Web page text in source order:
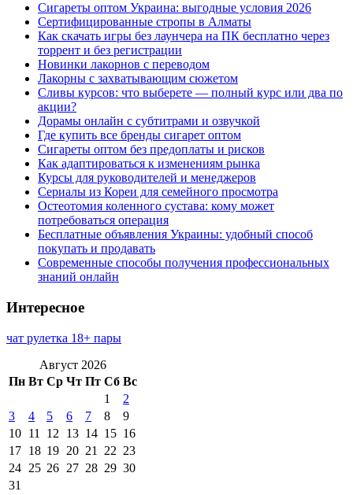
Сигареты оптом Украина: выгодные условия 2026
Сертифицированные стропы в Алматы
Как скачать игры без лаунчера на ПК бесплатно через
торрент и без регистрации
Новинки лакорнов с переводом
Лакорны с захватывающим сюжетом
Сливы курсов: что выберете — полный курс или два по
акции?
Дорамы онлайн с субтитрами и озвучкой
Где купить все бренды сигарет оптом
Сигареты оптом без предоплаты и рисков
Как адаптироваться к изменениям рынка
Курсы для руководителей и менеджеров
Сериалы из Кореи для семейного просмотра
Остеотомия коленного сустава: кому может
потребоваться операция
Бесплатные объявления Украины: удобный способ
покупать и продавать
Современные способы получения профессиональных
знаний онлайн
Интересное
чат рулетка 18+ пары
Август 2026
Пн Вт Ср Чт Пт Сб Вс
1
2
3
4 5 6 7 8
9
10 11 12 13 14 15 16
17 18 19 20 21 22 23
24 25 26 27 28 29 30
31